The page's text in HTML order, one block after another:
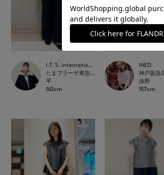
I.T.'S. international
たまプラーザ東急I.T.'S.international
平
162cm
INED
浅野
157cm